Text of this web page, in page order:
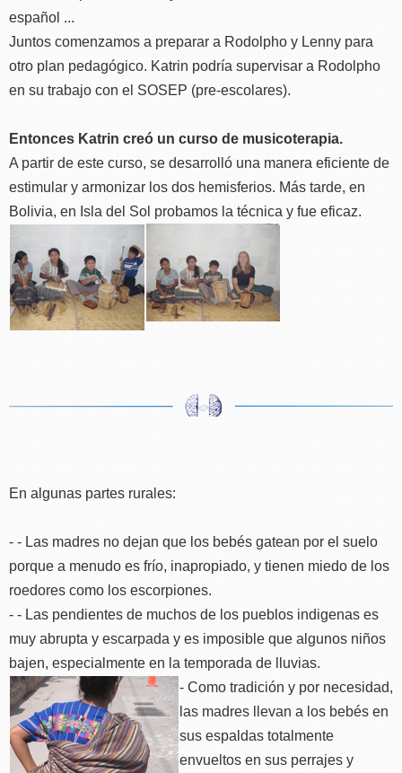
español ...
Juntos comenzamos a preparar a Rodolpho y Lenny para
otro plan pedagógico. Katrin podría supervisar a Rodolpho
en su trabajo con el SOSEP (pre-escolares).
Entonces Katrin creó un curso de musicoterapia.
A partir de este curso, se desarrolló una manera eficiente de
estimular y armonizar los dos hemisferios. Más tarde, en
Bolivia, en Isla del Sol probamos la técnica y fue eficaz.
En algunas partes rurales:
- - Las madres no dejan que los bebés gatean por el suelo
porque a menudo es frío, inapropiado, y tienen miedo de los
roedores como los escorpiones.
- - Las pendientes de muchos de los pueblos indigenas es
muy abrupta y escarpada y es imposible que algunos niños
bajen, especialmente en la temporada de lluvias.
- Como tradición y por necesidad,
las madres llevan a los bebés en
sus espaldas totalmente
envueltos en sus perrajes y